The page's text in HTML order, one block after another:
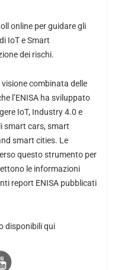
online per guidare gli
IoT e Smart
dei rischi.
combinata delle
l’ENISA ha sviluppato
IoT, Industry 4.0 e
smart cars, smart
smart cities. Le
questo strumento per
le informazioni
report ENISA pubblicati
disponibiliqui